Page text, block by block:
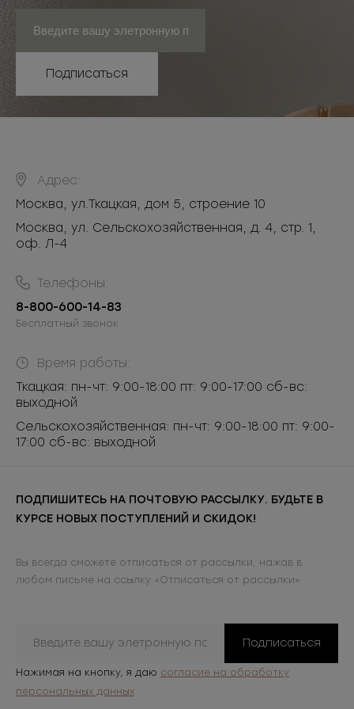
Подписаться
Адрес:
Москва, ул.Ткацкая, дом 5, строение 10
Москва, ул. Сельскохозяйственная, д. 4, стр. 1,
оф. Л-4
Телефоны:
8-800-600-14-83
Бесплатный звонок
Время работы:
Ткацкая: пн-чт: 9:00-18:00 пт: 9:00-17:00 сб-вс:
выходной
Сельскохозяйственная: пн-чт: 9:00-18:00 пт: 9:00-
17:00 сб-вс: выходной
ПОДПИШИТЕСЬ НА ПОЧТОВУЮ РАССЫЛКУ. БУДЬТЕ В
КУРСЕ НОВЫХ ПОСТУПЛЕНИЙ И СКИДОК!
Вы всегда сможете отписаться от рассылки, нажав в
любом письме на ссылку «Отписаться от рассылки»
Подписаться
Нажимая на кнопку, я даю согласие на обработку
персональных данных